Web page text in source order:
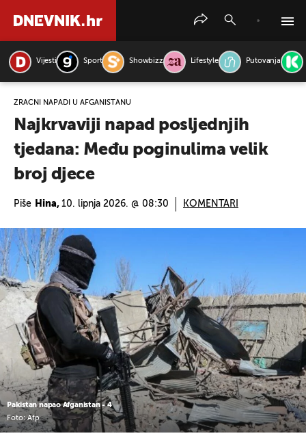
Vijesti Sport Showbizz Lifestyle Putovanja
ZRAČNI NAPADI U AFGANISTANU
Najkrvaviji napad posljednjih
tjedana: Među poginulima velik
broj djece
Piše Hina, 10. lipnja 2026. @ 08:30 KOMENTARI
Pakistan napao Afganistan - 4
Foto: Afp
PRETRAŽITE VIJESTI